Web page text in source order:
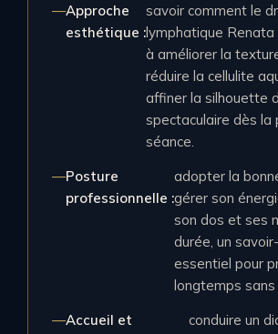
Approche
esthétique :
savoir comment le
lymphatique Renata
à améliorer la
réduire la cellulite
affiner la silhouette
spectaculaire dès la
séance.
Posture
professionnelle :
adopter la
gérer son
son dos et ses
durée, un
essentiel pour
longtemps sans
Accueil et
conduire un